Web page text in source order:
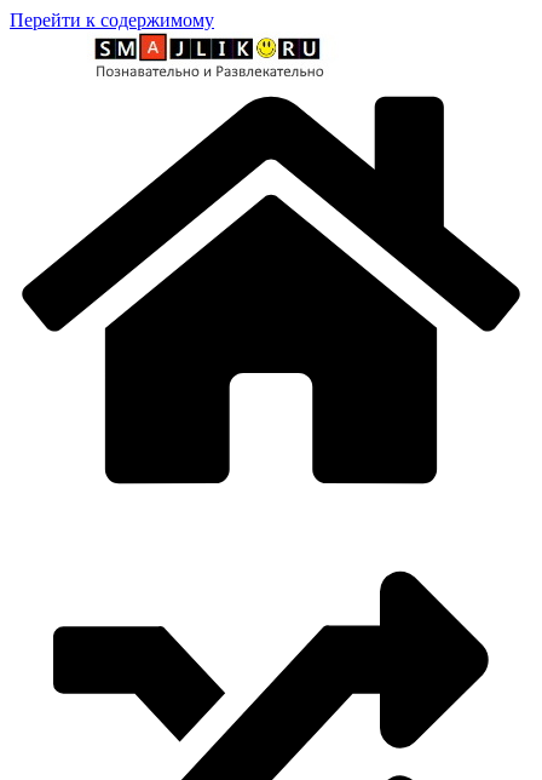
Перейти к содержимому